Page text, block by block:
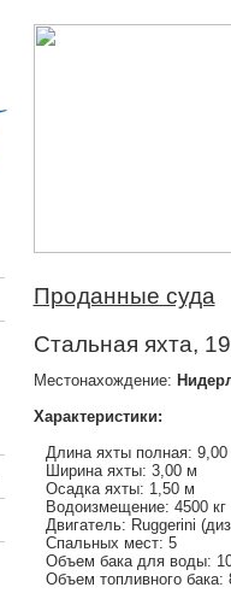
Проданные суда
Стальная яхта,
Местонахождение:
Характеристики:
Длина яхты полная:
Ширина яхты: 3,00 м
Осадка яхты: 1,50 м
Водоизмещение: 4500 кг
Двигатель: Ruggerini
Спальных мест: 5
Объем бака для воды:
Объем топливного бака: